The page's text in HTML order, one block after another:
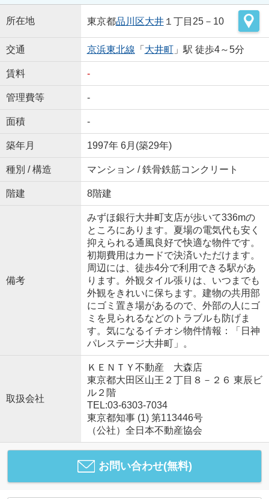
所在地 東京都品川区大井１丁目25－10
交通 京浜東北線 「 大井町」駅 徒歩4～5分
賃料 -
管理費等 -
面積 -
築年月 1997年 6月(築29年)
種別 / 構造 マンション / 鉄骨鉄筋コンクリート
階建 8階建
備考
みずほ銀行大井町支店が歩いて336mの
ところにあります。夏場の電気代も安く
抑えられる通風良好で快適な物件です。
初期費用はカードで決済いただけます。
周辺には、徒歩4分で利用できる駅があ
ります。外観タイル張りは、いつまでも
外観をきれいに保ちます。建物の共用部
にゴミ置き場があるので、外部の人にゴ
ミを見られるなどのトラブルも防げま
す。気になるイチオシ物件情報：「日神
パレステージ大井町」。
取扱会社
ＫＥＮＴＹ不動産 大森店
東京都大田区山王２丁目８－２６ 東辰ビ
ル２階
TEL:03-6303-7034
東京都知事 (1) 第113446号
（公社）全日本不動産協会
お問い合わせ(無料)